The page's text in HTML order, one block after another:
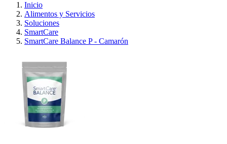
Inicio
Alimentos y Servicios
Soluciones
SmartCare
SmartCare Balance P - Camarón